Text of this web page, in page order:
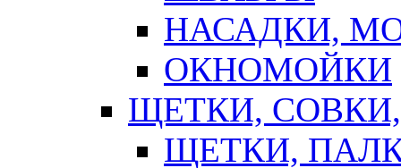
НАСАДКИ,
ОКНОМОЙКИ
ЩЕТКИ,
ЩЕТКИ,